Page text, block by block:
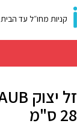
קניות מחו״ל עד הבית
28 ס"מ